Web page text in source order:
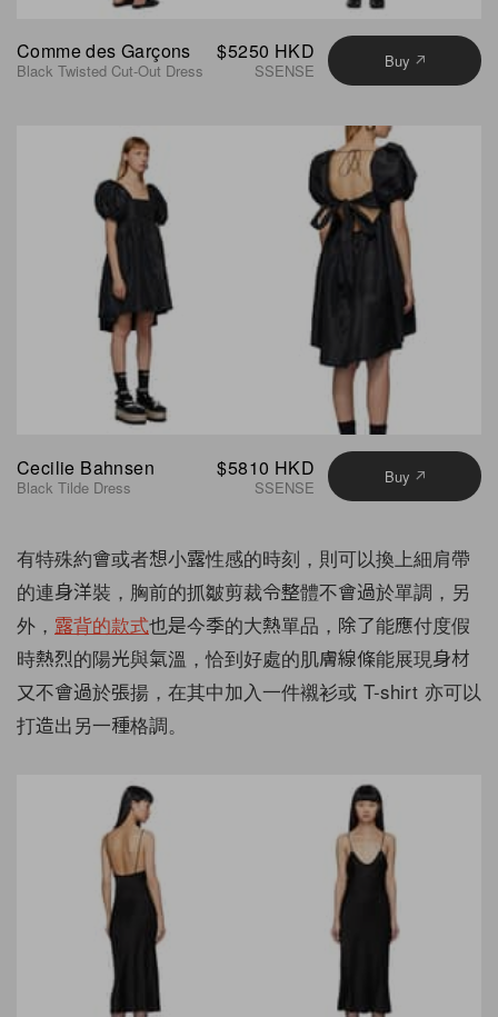
Comme des Garçons
Black Twisted Cut-Out Dress
$5250 HKD
SSENSE Buy
Cecilie Bahnsen
Black Tilde Dress
$5810 HKD
SSENSE Buy
有特殊約會或者想小露性感的時刻，則可以換上細肩帶
的連身洋裝，胸前的抓皺剪裁令整體不會過於單調，另
外， 露背的款式也是今季的大熱單品，除了能應付度假
時熱烈的陽光與氣溫，恰到好處的肌膚線條能展現身材
又不會過於張揚，在其中加入一件襯衫或 T-shirt 亦可以
打造出另一種格調。